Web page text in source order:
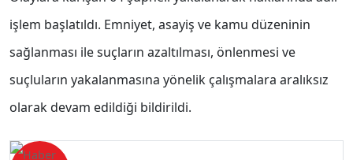
işlem başlatıldı. Emniyet, asayiş ve kamu düzeninin
sağlanması ile suçların azaltılması, önlenmesi ve
suçluların yakalanmasına yönelik çalışmalara aralıksız
olarak devam edildiği bildirildi.